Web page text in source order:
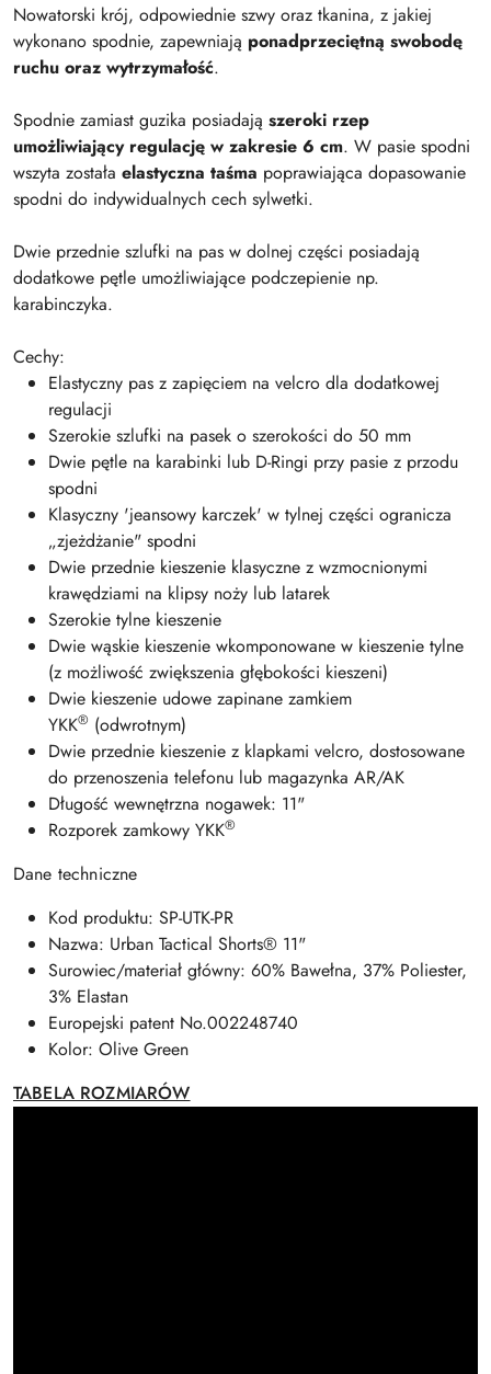
Nowatorski krój, odpowiednie szwy oraz tkanina, z jakiej
wykonano spodnie, zapewniają ponadprzeciętną swobodę
ruchu oraz wytrzymałość.
Spodnie zamiast guzika posiadają szeroki rzep
umożliwiający regulację w zakresie 6 cm. W pasie spodni
wszyta została elastyczna taśma poprawiająca dopasowanie
spodni do indywidualnych cech sylwetki.
Dwie przednie szlufki na pas w dolnej części posiadają
dodatkowe pętle umożliwiające podczepienie np.
karabinczyka.
Cechy:
Elastyczny pas z zapięciem na velcro dla dodatkowej
regulacji
Szerokie szlufki na pasek o szerokości do 50 mm
Dwie pętle na karabinki lub D-Ringi przy pasie z przodu
spodni
Klasyczny 'jeansowy karczek' w tylnej części ogranicza
„zjeżdżanie" spodni
Dwie przednie kieszenie klasyczne z wzmocnionymi
krawędziami na klipsy noży lub latarek
Szerokie tylne kieszenie
Dwie wąskie kieszenie wkomponowane w kieszenie tylne
(z możliwość zwiększenia głębokości kieszeni)
Dwie kieszenie udowe zapinane zamkiem
YKK® (odwrotnym)
Dwie przednie kieszenie z klapkami velcro, dostosowane
do przenoszenia telefonu lub magazynka AR/AK
Długość wewnętrzna nogawek: 11"
Rozporek zamkowy YKK®
Dane techniczne
Kod produktu: SP-UTK-PR
Nazwa: Urban Tactical Shorts® 11"
Surowiec/materiał główny: 60% Bawełna, 37% Poliester,
3% Elastan
Europejski patent No.002248740
Kolor: Olive Green
TABELA ROZMIARÓW